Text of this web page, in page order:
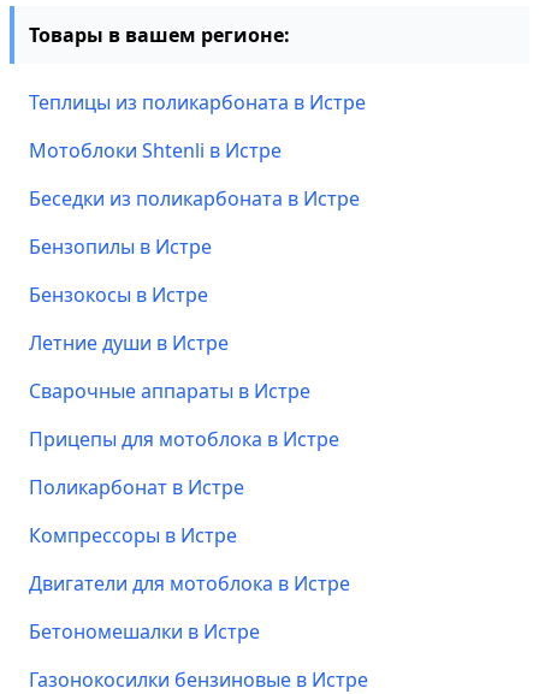
Товары в вашем регионе:
Теплицы из поликарбоната в Истре
Мотоблоки Shtenli в Истре
Беседки из поликарбоната в Истре
Бензопилы в Истре
Бензокосы в Истре
Летние души в Истре
Сварочные аппараты в Истре
Прицепы для мотоблока в Истре
Поликарбонат в Истре
Компрессоры в Истре
Двигатели для мотоблока в Истре
Бетономешалки в Истре
Газонокосилки бензиновые в Истре